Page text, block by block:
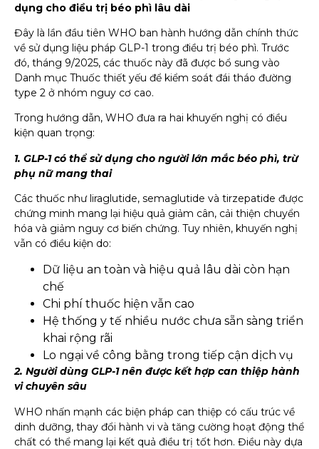
dụng cho điều trị béo phì lâu dài
Đây là lần đầu tiên WHO ban hành hướng dẫn chính thức
về sử dụng liệu pháp GLP-1 trong điều trị béo phì. Trước
đó, tháng 9/2025, các thuốc này đã được bổ sung vào
Danh mục Thuốc thiết yếu để kiểm soát đái tháo đường
type 2 ở nhóm nguy cơ cao.
Trong hướng dẫn, WHO đưa ra hai khuyến nghị có điều
kiện quan trọng:
1. GLP-1 có thể sử dụng cho người lớn mắc béo phì, trừ
phụ nữ mang thai
Các thuốc như liraglutide, semaglutide và tirzepatide được
chứng minh mang lại hiệu quả giảm cân, cải thiện chuyển
hóa và giảm nguy cơ biến chứng. Tuy nhiên, khuyến nghị
vẫn có điều kiện do:
Dữ liệu an toàn và hiệu quả lâu dài còn hạn
chế
Chi phí thuốc hiện vẫn cao
Hệ thống y tế nhiều nước chưa sẵn sàng triển
khai rộng rãi
Lo ngại về công bằng trong tiếp cận dịch vụ
2. Người dùng GLP-1 nên được kết hợp can thiệp hành
vi chuyên sâu
WHO nhấn mạnh các biện pháp can thiệp có cấu trúc về
dinh dưỡng, thay đổi hành vi và tăng cường hoạt động thể
chất có thể mang lại kết quả điều trị tốt hơn. Điều này dựa